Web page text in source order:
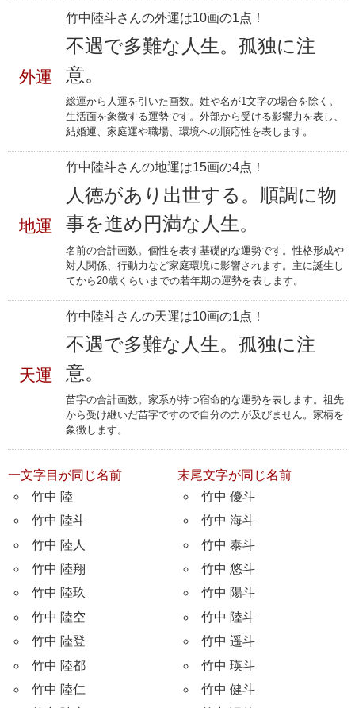
外運
竹中陸斗さんの外運は10画の1点！
不遇で多難な人生。孤独に注
意。
総運から人運を引いた画数。姓や名が1文字の場合を除く。
生活面を象徴する運勢です。外部から受ける影響力を表し、
結婚運、家庭運や職場、環境への順応性を表します。
地運
竹中陸斗さんの地運は15画の4点！
人徳があり出世する。順調に物
事を進め円満な人生。
名前の合計画数。個性を表す基礎的な運勢です。性格形成や
対人関係、行動力など家庭環境に影響されます。主に誕生し
てから20歳くらいまでの若年期の運勢を表します。
天運
竹中陸斗さんの天運は10画の1点！
不遇で多難な人生。孤独に注
意。
苗字の合計画数。家系が持つ宿命的な運勢を表します。祖先
から受け継いだ苗字ですので自分の力が及びません。家柄を
象徴します。
一文字目が同じ名前
竹中 陸
竹中 陸斗
竹中 陸人
竹中 陸翔
竹中 陸玖
竹中 陸空
竹中 陸登
竹中 陸都
竹中 陸仁
末尾文字が同じ名前
竹中 優斗
竹中 海斗
竹中 泰斗
竹中 悠斗
竹中 陽斗
竹中 陸斗
竹中 遥斗
竹中 瑛斗
竹中 健斗